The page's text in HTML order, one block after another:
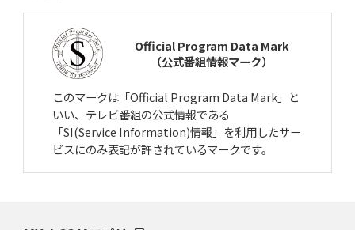
Official Program Data Mark
（公式番組情報マーク）
このマークは「Official Program Data Mark」と
いい、テレビ番組の公式情報である
「SI(Service Information)情報」を利用したサー
ビスにのみ表記が許されているマークです。